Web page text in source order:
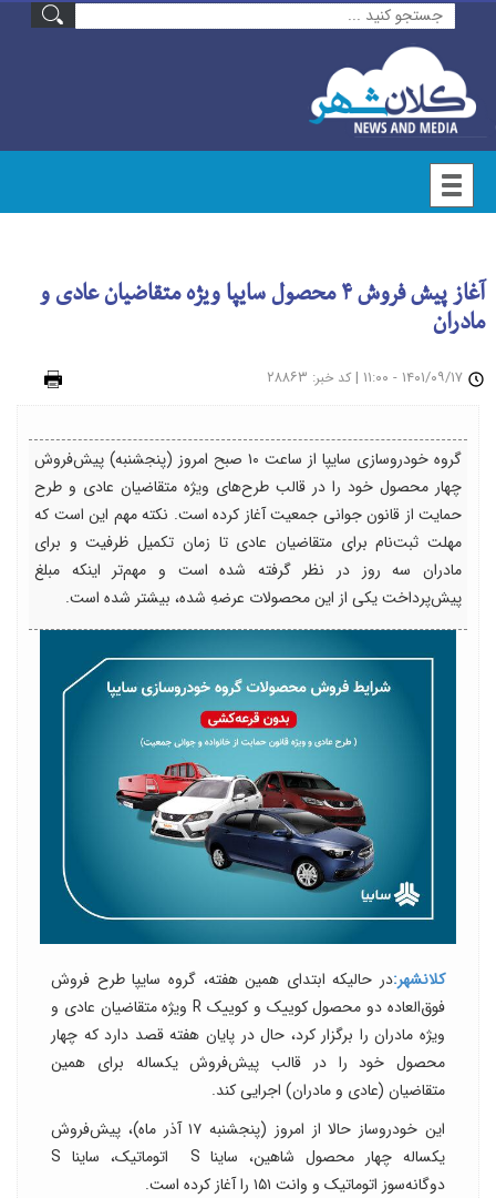
آغاز پیش فروش ۴ محصول سایپا ویژه متقاضیان عادی و
مادران
| کد خبر: ۲۸۸۶۳
گروه خودروسازی سایپا از ساعت ۱۰ صبح امروز (پنجشنبه) پیش‌فروش
چهار محصول خود را در قالب طرح‌های ویژه متقاضیان عادی و طرح
حمایت از قانون جوانی جمعیت آغاز کرده است. نکته مهم این است که
مهلت ثبت‌نام برای متقاضیان عادی تا زمان تکمیل ظرفیت و برای
مادران سه روز در نظر گرفته شده است و مهم‌تر اینکه مبلغ
پیش‌پرداخت یکی از این محصولات عرضهِ شده، بیشتر شده است.
کلانشهر:در حالیکه ابتدای همین هفته، گروه سایپا طرح فروش
فوق‌العاده دو محصول کوییک و کوییک R ویژه متقاضیان عادی و
ویژه مادران را برگزار کرد، حال در پایان هفته قصد دارد که چهار
محصول خود را در قالب پیش‌فروش یکساله برای همین
متقاضیان (عادی و مادران) اجرایی کند.
این خودروساز حالا از امروز (پنجشنبه ۱۷ آذر ماه)، پیش‌فروش
یکساله چهار محصول شاهین، ساینا S اتوماتیک، ساینا S
دوگانه‌سوز اتوماتیک و وانت ۱۵۱ را آغاز کرده‌ است.